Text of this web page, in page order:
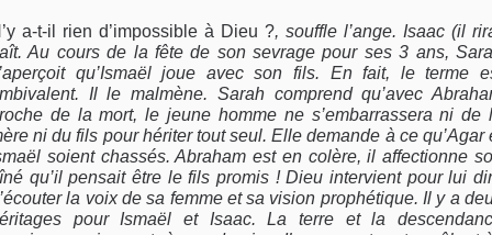
a-t-il rien d’impossible à Dieu ?, souffle l’ange. Isaac (il
Au cours de la fête de son sevrage pour ses 3 ans,
qu’Ismaël joue avec son fils. En fait, le terme
Il le malmène. Sarah comprend qu’avec
de la mort, le jeune homme ne s’embarrassera ni de
ni du fils pour hériter tout seul. Elle demande à ce qu’Agar
soient chassés. Abraham est en colère, il affectionne
qu’il pensait être le fils promis ! Dieu intervient pour lui
la voix de sa femme et sa vision prophétique. Il y a
pour Ismaël et Isaac. La terre et la